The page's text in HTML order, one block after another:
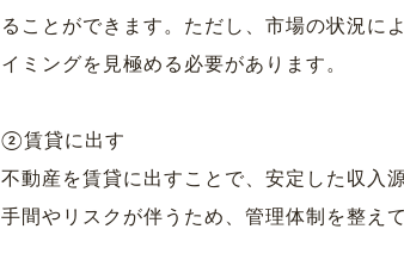
ることができます。ただし、市場の状況に
イミングを見極める必要があります。
②賃貸に出す
不動産を賃貸に出すことで、安定した収入
手間やリスクが伴うため、管理体制を整え